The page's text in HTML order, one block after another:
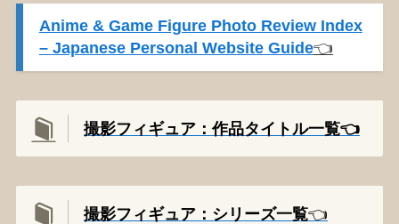
Anime & Game Figure Photo Review Index
– Japanese Personal Website Guide👈️
撮影フィギュア：作品タイトル一覧👈️
撮影フィギュア：シリーズ一覧👈️